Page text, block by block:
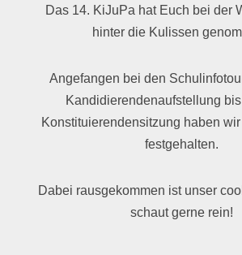
Das 14. KiJuPa hat Euch bei der
hinter die Kulissen
Angefangen bei den
Kandidierendenaufstellung
Konstituierendensitzung haben
festgehalten.
Dabei rausgekommen ist unser
schaut gerne rein!